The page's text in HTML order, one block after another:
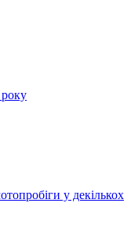
у декількох